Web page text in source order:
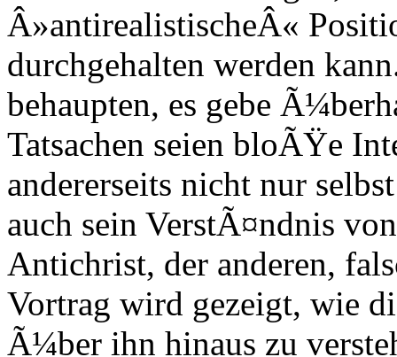
Â»antirealistischeÂ«
durchgehalten werden
behaupten, es gebe
Tatsachen seien bloÃŸe
andererseits nicht nur
auch sein VerstÃ¤ndnis
Antichrist, der anderen,
Vortrag wird gezeigt, wie
Ã¼ber ihn hinaus zu